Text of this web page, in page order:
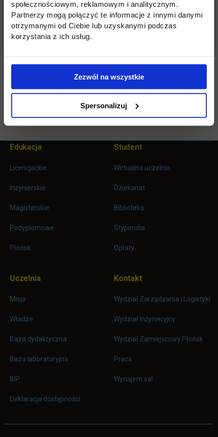
społecznościowym, reklamowym i analitycznym.
Partnerzy mogą połączyć te informacje z innymi danymi
otrzymanymi od Ciebie lub uzyskanymi podczas
korzystania z ich usług.
Zezwól na wszystkie
Spersonalizuj
sprzedażą części i akcesoriów. Firma jest sześciokrotnym
laureatem nagrody Dealer of The Year w Polsce.
Pomiń
Informacje w stopce
Edukacja
Licencjackie
Inżynierskie
Magisterskie
Podyplomowe
Płońsk
Student
Wirtualna uczelnia
Dziekanat
Biblioteka
Stypendia
Opłaty
Uczelnia
Misja
Władze
Baza dydaktyczna
Baza laboratoryjna
BIP
Deklaracja dostępności
Kontakt
Wydział Zarządzania i Logistyki
Wydział Inżynieryjny
Wydział Zamiejscowy Płońsk
Praca
Wynajem sal